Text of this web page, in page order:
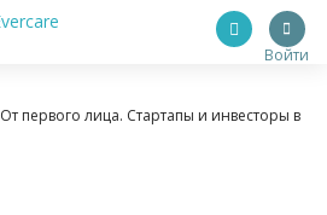
Войти
От первого лица. Стартапы и инвесторы в